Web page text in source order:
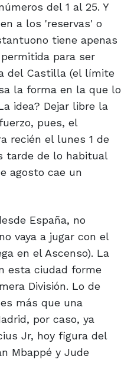
del 1 al 25. Y
a los 'reservas' o
tiene apenas
para ser
del Castilla (el límite
la forma en la que lo
idea? Dejar libre la
pues, el
recién el lunes 1 de
tarde de lo habitual
agosto cae un
España, no
vaya a jugar con el
en el Ascenso). La
esta ciudad forme
División. Lo de
más que una
por caso, ya
Jr, hoy figura del
Mbappé y Jude